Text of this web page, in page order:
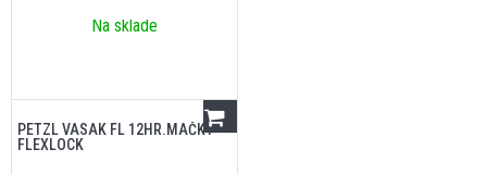
Na sklade
PETZL VASAK FL 12HR.MAČKY
FLEXLOCK